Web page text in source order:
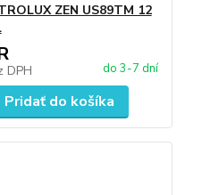
ZEN US89TM 12
DPH do 3-7 dní
Pridať do košíka